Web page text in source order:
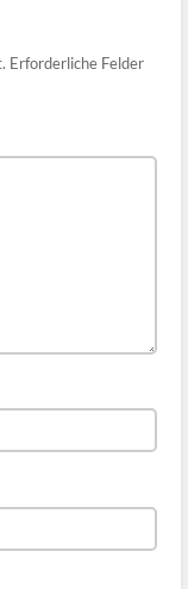
Erforderliche Felder